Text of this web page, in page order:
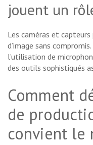
jouent un
Les caméras et
d’image sans
l’utilisation de
des outils sophistiqués
Comment
de
convient le